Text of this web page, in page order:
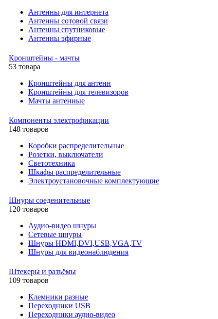
Антенны для интернета
Антенны сотовой связи
Антенны спутниковые
Антенны эфирные
Кронштейны - мачты
53 товара
Кронштейны для антенн
Кронштейны для телевизоров
Мачты антенные
Компоненты электрофикации
148 товаров
Коробки распределительные
Розетки, выключатели
Светотехника
Шкафы распределительные
Электроустановочные комплектующие
Шнуры соеденительные
120 товаров
Аудио-видео шнуры
Сетевые шнуры
Шнуры HDMI,DVI,USB,VGA,TV
Шнуры для видеонаблюдения
Штекеры и разъёмы
109 товаров
Клемники разные
Переходники USB
Переходники аудио-видео